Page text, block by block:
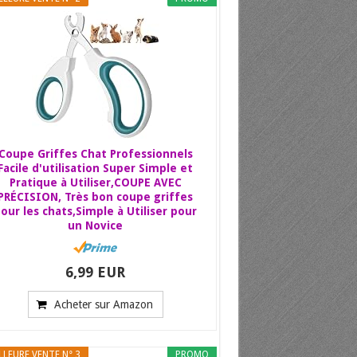
Coupe Griffes Chat Professionnels
d'utilisation Super Simple et
Pratique à Utiliser,COUPE AVEC
Très bon coupe griffes
les chats,Simple à Utiliser pour
un Novice
6,99 EUR
Acheter sur Amazon
PROMO
VENTE N° 3